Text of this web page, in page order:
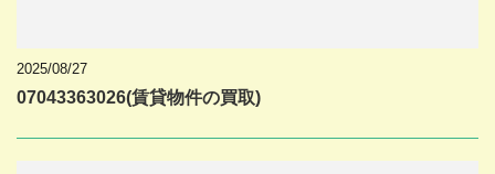
2025/08/27
07043363026(賃貸物件の買取)